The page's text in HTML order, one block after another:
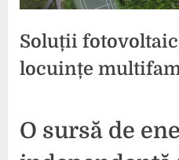
Soluții
locuințe
on
noiembrie
2024
O sursă de